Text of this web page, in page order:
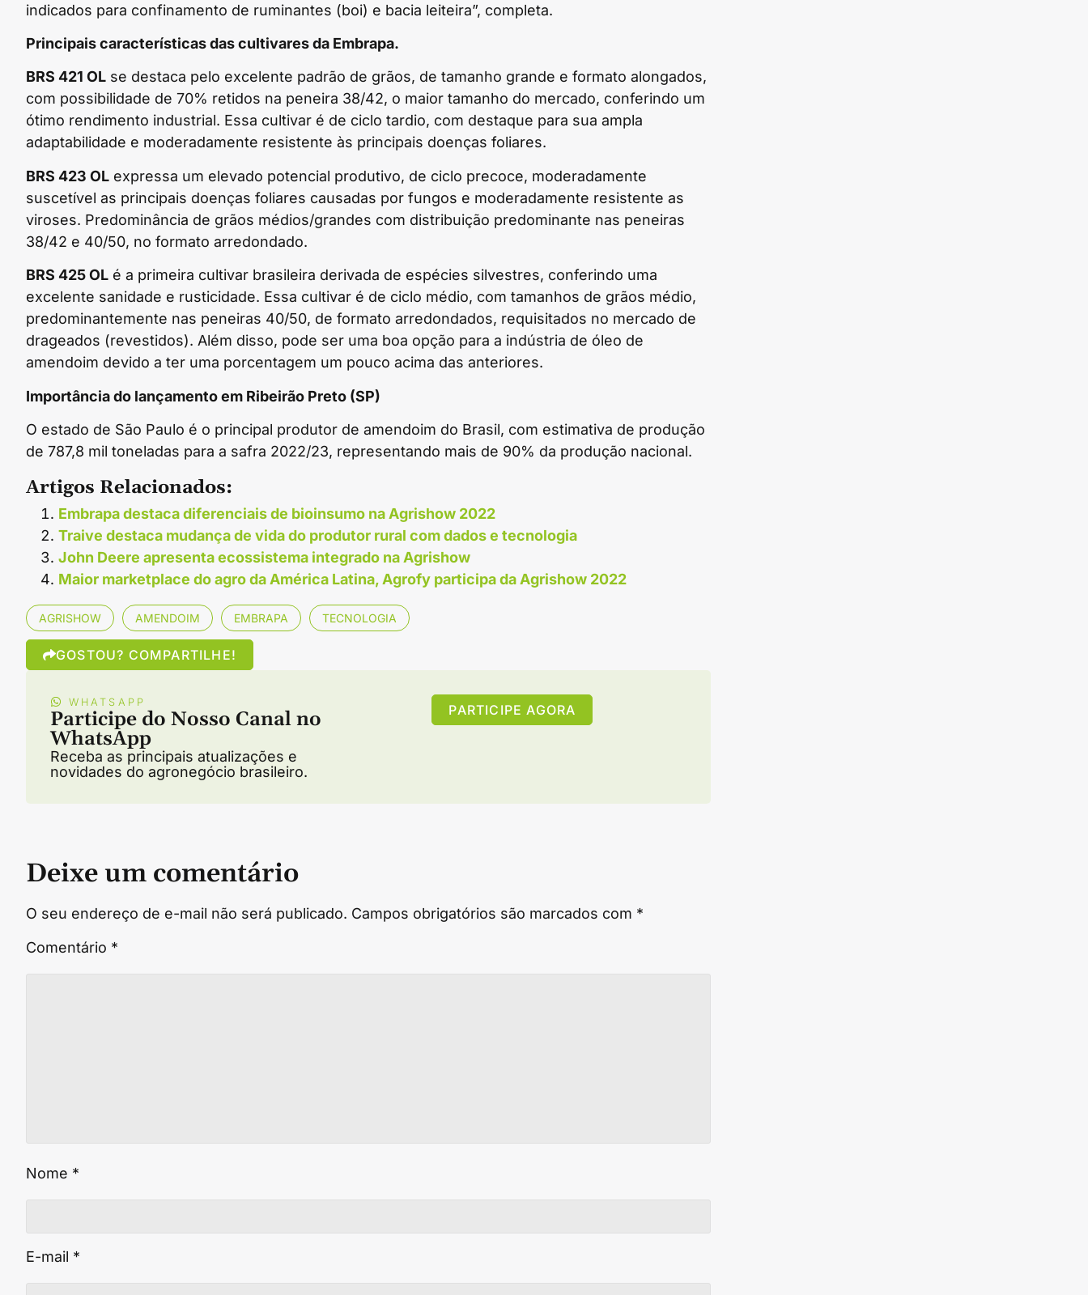
indicados para confinamento de ruminantes (boi) e bacia leiteira”, completa.
Principais características das cultivares da Embrapa.
BRS 421 OL se destaca pelo excelente padrão de grãos, de tamanho grande e formato alongados,
com possibilidade de 70% retidos na peneira 38/42, o maior tamanho do mercado, conferindo um
ótimo rendimento industrial. Essa cultivar é de ciclo tardio, com destaque para sua ampla
adaptabilidade e moderadamente resistente às principais doenças foliares.
BRS 423 OL expressa um elevado potencial produtivo, de ciclo precoce, moderadamente
suscetível as principais doenças foliares causadas por fungos e moderadamente resistente as
viroses. Predominância de grãos médios/grandes com distribuição predominante nas peneiras
38/42 e 40/50, no formato arredondado.
BRS 425 OL é a primeira cultivar brasileira derivada de espécies silvestres, conferindo uma
excelente sanidade e rusticidade. Essa cultivar é de ciclo médio, com tamanhos de grãos médio,
predominantemente nas peneiras 40/50, de formato arredondados, requisitados no mercado de
drageados (revestidos). Além disso, pode ser uma boa opção para a indústria de óleo de
amendoim devido a ter uma porcentagem um pouco acima das anteriores.
Importância do lançamento em Ribeirão Preto (SP)
O estado de São Paulo é o principal produtor de amendoim do Brasil, com estimativa de produção
de 787,8 mil toneladas para a safra 2022/23, representando mais de 90% da produção nacional.
Artigos Relacionados:
Embrapa destaca diferenciais de bioinsumo na Agrishow 2022
Traive destaca mudança de vida do produtor rural com dados e tecnologia
John Deere apresenta ecossistema integrado na Agrishow
Maior marketplace do agro da América Latina, Agrofy participa da Agrishow 2022
AGRISHOW AMENDOIM EMBRAPA TECNOLOGIA
GOSTOU? COMPARTILHE!
WHATSAPP
Participe do Nosso Canal no
WhatsApp
Receba as principais atualizações e
novidades do agronegócio brasileiro.
PARTICIPE AGORA
Deixe um comentário
O seu endereço de e-mail não será publicado. Campos obrigatórios são marcados com *
Comentário *
Nome *
E-mail *